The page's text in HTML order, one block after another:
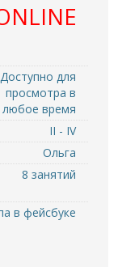
Доступно для
просмотра в
любое время
II - IV
Ольга
8 занятий
в фейсбуке